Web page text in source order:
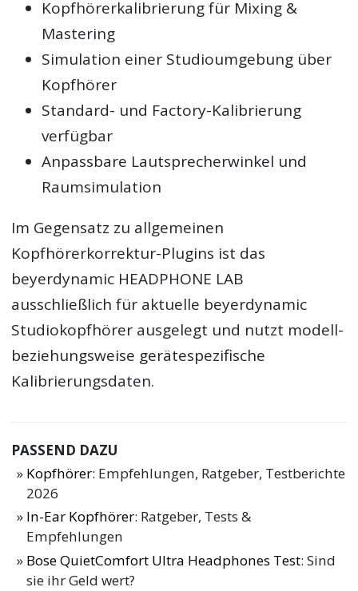
Kopfhörerkalibrierung für Mixing &
Mastering
Simulation einer Studioumgebung über
Kopfhörer
Standard- und Factory-Kalibrierung
verfügbar
Anpassbare Lautsprecherwinkel und
Raumsimulation
Im Gegensatz zu allgemeinen
Kopfhörerkorrektur-Plugins ist das
beyerdynamic HEADPHONE LAB
ausschließlich für aktuelle beyerdynamic
Studiokopfhörer ausgelegt und nutzt modell-
beziehungsweise gerätespezifische
Kalibrierungsdaten.
PASSEND DAZU
Kopfhörer: Empfehlungen, Ratgeber, Testberichte
2026
In-Ear Kopfhörer: Ratgeber, Tests &
Empfehlungen
Bose QuietComfort Ultra Headphones Test: Sind
sie ihr Geld wert?